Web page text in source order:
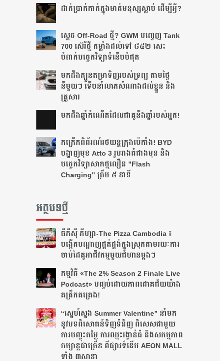
ដាក់​ប្រាក់​កាក់​ក្នុង​មាត់​មនុស្ស​ស្លាប់ ដើម្បី​អ្វី?
ស្តេច Off-Road ថ្មី? GWM បញ្ចេញ Tank
700 ស៊េរីថ្មី កម្លាំងដល់ទៅ ៨៥២ សេះ
បំពាក់បច្ចេកវិទ្យាទំនើបបំផុត
មកដឹងក្បួនតម្រាទិញរបស់ទ្រព្យ តាមថ្ងៃ
នីមួយៗ ទើបនាំលាភសំណាងដល់ខ្លួន និង
គ្រួសារ
មក​ដឹងឆ្នាំ​កំណើត​ដែល​ជា​គូ​នឹង​ឆ្នាំ​របស់​អ្នក!​
កក្រើកពិព័រណ៍រថយន្តក្រុងប៉េកាំង! BYD
បង្ហាញមុខ Atto 3 រូបរាងធំជាងមុន និង
បច្ចេកវិទ្យាសាកថ្មលឿន "Flash
Charging" ត្រឹម ៥ នាទី
អត្ថបទថ្មី
ធីភីស៊ី ភីហ្សា-The Pizza Cambodia ៖
បង្កើត​បណ្តាញ​ផ្គត់ផ្គង់​ក្នុង​ស្រុក​តាមរយៈ​ការ​
ចាប់​ដៃ​គូ​អាជីវកម្ម​មួយ​ជំហាន​ម្តងៗ​
កម្មវិធី «The 2% Season 2 Finale Live
Podcast» បញ្ចប់ដោយភាពជោគជ័យយ៉ាង
គគ្រឹកគគ្រេង!
“ស្នេហ៍ស្នង Summer Valentine” នាំមក
នូវបទពិសោធន៍ទិញទំនិញ ពិសេសជាមួយ
ការបញ្ចុះតម្លៃ ការឈ្នះរង្វាន់ធំ និងសកម្មភាព
កម្សាន្តជាច្រើន ពីផ្សារទំនើប AEON MALL
ទាំង ៣សាខា